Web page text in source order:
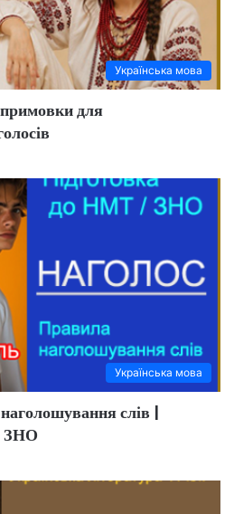
Українська мова
для
Українська мова
слів |
ЗНО